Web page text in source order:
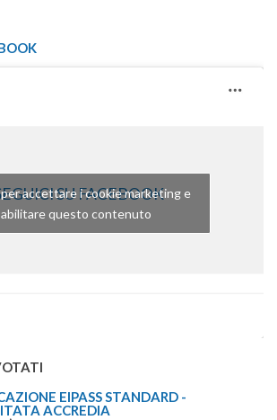
SU FACEBOOK
per accettare i cookie marketing e
abilitare questo contenuto
EIPASS STANDARD -
ACCREDIA